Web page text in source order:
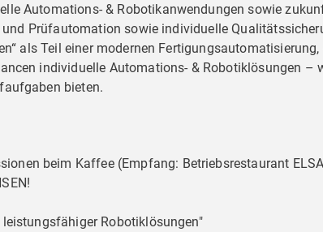
Automations- & Robotikanwendungen sowie
Prüfautomation sowie individuelle
als Teil einer modernen
individuelle Automations- & Robotiklösungen –
bieten.
beim Kaffee (Empfang: Betriebsrestaurant
Robotiklösungen"